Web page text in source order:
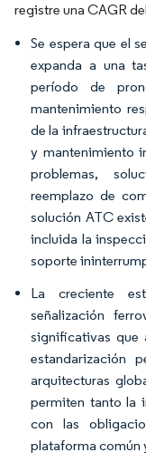
registre una CAGR
Se espera que el
expanda a una
período de
mantenimiento
de la
y mantenimiento
problemas,
reemplazo de
solución ATC
incluida la
soporte
La creciente
señalización
significativas que
estandarización
arquitecturas
permiten tanto la
con las
plataforma común